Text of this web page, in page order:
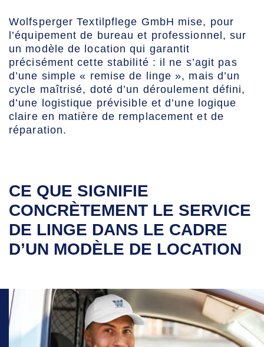
Wolfsperger Textilpflege GmbH mise, pour
l’équipement de bureau et professionnel, sur
un modèle de location qui garantit
précisément cette stabilité : il ne s’agit pas
d’une simple « remise de linge », mais d’un
cycle maîtrisé, doté d’un déroulement défini,
d’une logistique prévisible et d’une logique
claire en matière de remplacement et de
réparation.
CE QUE SIGNIFIE
CONCRÈTEMENT LE SERVICE
DE LINGE DANS LE CADRE
D’UN MODÈLE DE LOCATION